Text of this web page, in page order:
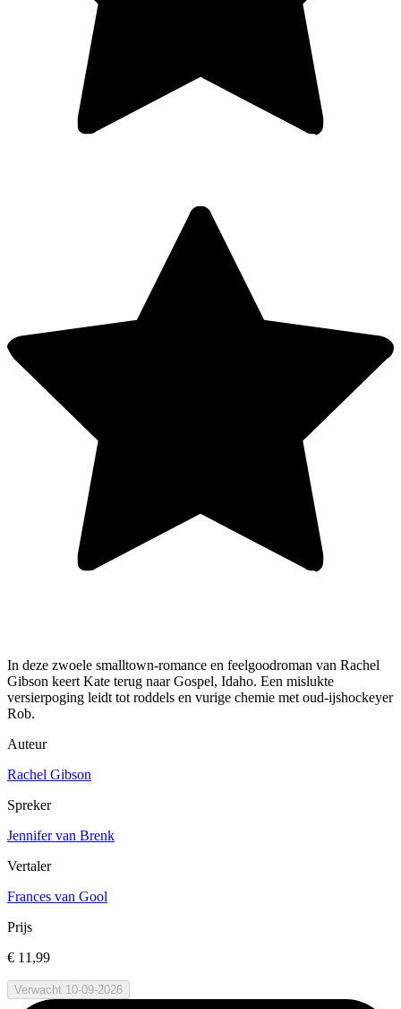
In deze zwoele smalltown-romance en feelgoodroman van Rachel
Gibson keert Kate terug naar Gospel, Idaho. Een mislukte
versierpoging leidt tot roddels en vurige chemie met oud-ijshockeyer
Rob.
Auteur
Rachel Gibson
Spreker
Jennifer van Brenk
Vertaler
Frances van Gool
Prijs
€ 11,99
Verwacht 10-09-2026